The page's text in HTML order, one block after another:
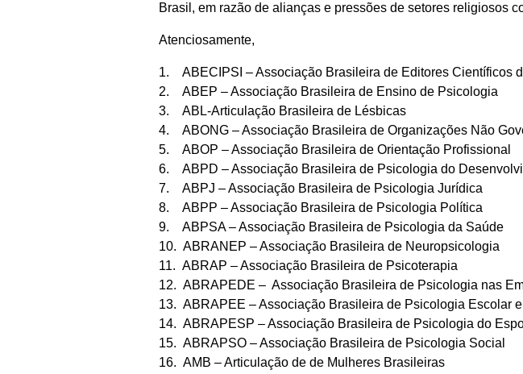
Brasil, em razão de alianças e pressões de setores religiosos
Atenciosamente,
1. ABECIPSI – Associação Brasileira de Editores Científicos
2. ABEP – Associação Brasileira de Ensino de Psicologia
3. ABL-Articulação Brasileira de Lésbicas
4. ABONG – Associação Brasileira de Organizações Não
5. ABOP – Associação Brasileira de Orientação Profissional
6. ABPD – Associação Brasileira de Psicologia do
7. ABPJ – Associação Brasileira de Psicologia Jurídica
8. ABPP – Associação Brasileira de Psicologia Política
9. ABPSA – Associação Brasileira de Psicologia da Saúde
10. ABRANEP – Associação Brasileira de Neuropsicologia
11. ABRAP – Associação Brasileira de Psicoterapia
12. ABRAPEDE – Associação Brasileira de Psicologia nas
13. ABRAPEE – Associação Brasileira de Psicologia Escolar e
14. ABRAPESP – Associação Brasileira de Psicologia do
15. ABRAPSO – Associação Brasileira de Psicologia Social
16. AMB – Articulação de de Mulheres Brasileiras